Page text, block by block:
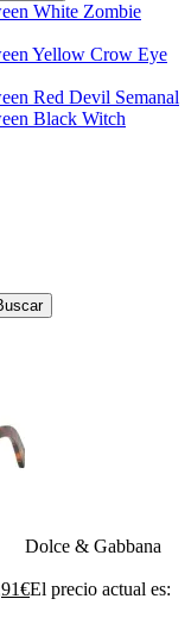
White Zombie
Yellow Crow Eye
Red Devil Semanal
Black Witch
Dolce & Gabbana
€El precio actual es: